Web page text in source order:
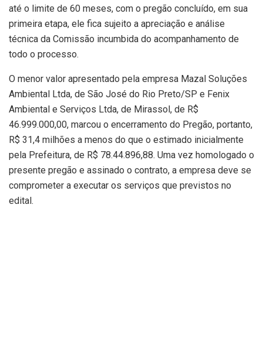
até o limite de 60 meses, com o pregão concluído, em sua
primeira etapa, ele fica sujeito a apreciação e análise
técnica da Comissão incumbida do acompanhamento de
todo o processo.
O menor valor apresentado pela empresa Mazal Soluções
Ambiental Ltda, de São José do Rio Preto/SP e Fenix
Ambiental e Serviços Ltda, de Mirassol, de R$
46.999.000,00, marcou o encerramento do Pregão, portanto,
R$ 31,4 milhões a menos do que o estimado inicialmente
pela Prefeitura, de R$ 78.44.896,88. Uma vez homologado o
presente pregão e assinado o contrato, a empresa deve se
comprometer a executar os serviços que previstos no
edital.